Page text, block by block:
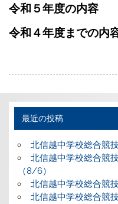
令和５年度の内容
令和４年度までの内
最近の投稿
北信越中学校総合競
北信越中学校総合競
（8/6）
北信越中学校総合競
北信越中学校総合競